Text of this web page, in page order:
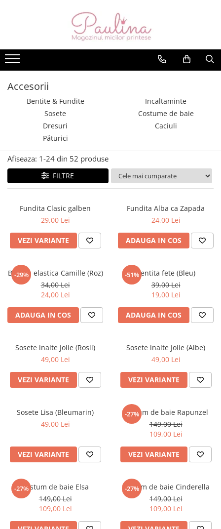
Rochii fără mâneci
Rochii mâneci scurte
Rochii mâneci lungi
Bentite & Fundite
Incaltaminte
Sosete
Costume de baie
Accesorii
Bentite & Fundite
Incaltaminte
Sosete
Costume de baie
Dresuri
Caciuli
Păturici
Afiseaza: 1-24 din 52 produse
FILTRE
Fundita Clasic galben
29,00 Lei
VEZI VARIANTE
Fundita Alba ca Zapada
24,00 Lei
ADAUGA IN COS
-29%
Bentita elastica Camille (Roz)
34,00 Lei
24,00 Lei
ADAUGA IN COS
-51%Bentita fete (Bleu)
39,00 Lei
19,00 Lei
ADAUGA IN COS
Sosete inalte Jolie (Rosii)
49,00 Lei
VEZI VARIANTE
Sosete inalte Jolie (Albe)
49,00 Lei
VEZI VARIANTE
Sosete Lisa (Bleumarin)
49,00 Lei
VEZI VARIANTE
-27%
Costum de baie Rapunzel
149,00 Lei
109,00 Lei
VEZI VARIANTE
-27%Costum de baie Elsa
149,00 Lei
109,00 Lei
-27%
Costum de baie Cinderella
149,00 Lei
109,00 Lei